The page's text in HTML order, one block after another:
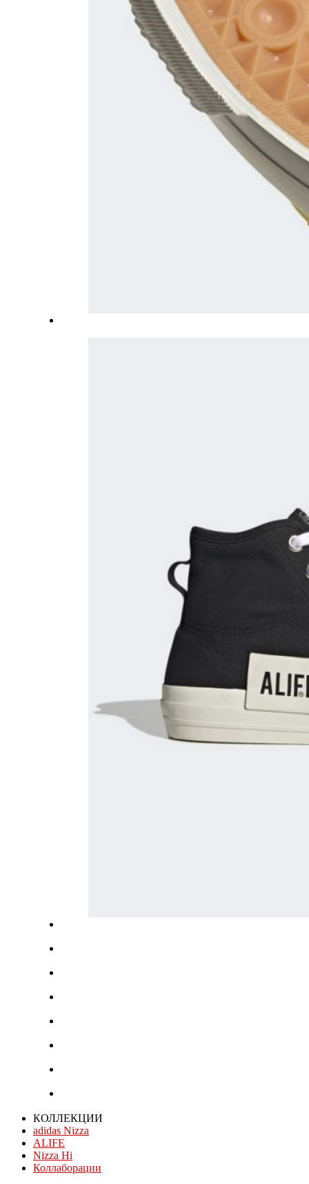
КОЛЛЕКЦИИ
adidas Nizza
ALIFE
Nizza Hi
Коллаборации